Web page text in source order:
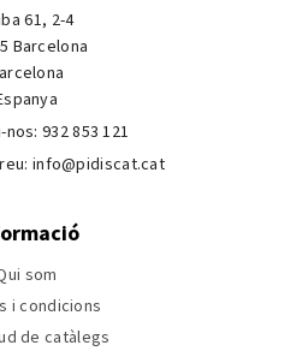
61, 2-4
Barcelona
nos:932 853 121
info@pidiscat.cat
som
i condicions
de catàlegs